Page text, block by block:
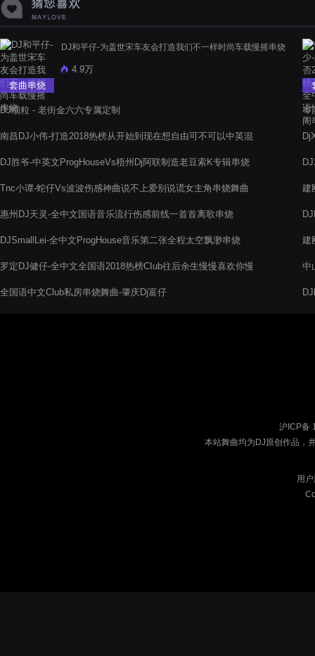
套曲串烧
DJ和平仔-为盖世宋车友会打造我们不一样时尚车载慢摇串烧
4.9万
DJ细粒 - 老街金六六专属定制
南昌DJ小伟-打造2018热榜从开始到现在想自由可不可以中英混
DJ胜爷-中英文ProgHouseVs梧州Dj阿联制造老豆索K专辑串烧
Tnc小谭-蛇仔Vs波波伤感神曲说不上爱别说谎女主角串烧舞曲
惠州DJ天灵-全中文国语音乐流行伤感前线一首首离歌串烧
DJSmallLei-全中文ProgHouse音乐第二张全程太空飘渺串烧
罗定DJ健仔-全中文全国语2018热榜CIub往后余生慢慢喜欢你慢
全国语中文Club私房串烧舞曲-肇庆Dj富仔
岑
建
建
中
沪ICP备
本站舞曲均为DJ原创作品，
用